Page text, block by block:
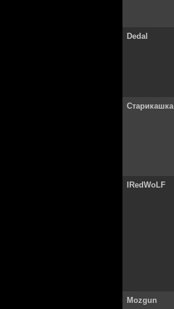
Dedal
Старикашка
IRedWoLF
Mozgun